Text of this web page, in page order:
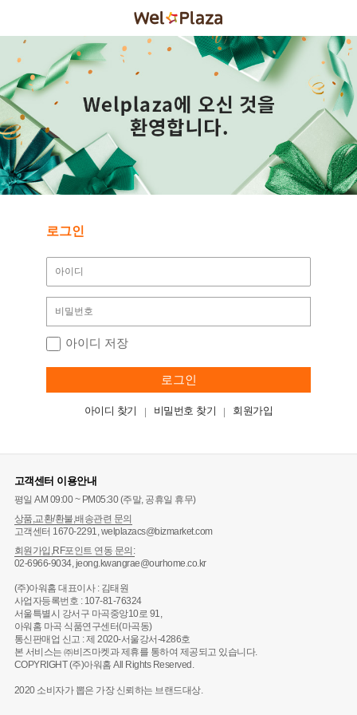
로그인
아이디 저장
로그인
아이디 찾기 비밀번호 찾기 회원가입
고객센터 이용안내
평일 AM 09:00 ~ PM05:30 (주말, 공휴일 휴무)
상품,교환/환불,배송관련 문의
고객센터 1670-2291, welplazacs@bizmarket.com
회원가입,RF포인트 연동 문의:
02-6966-9034, jeong.kwangrae@ourhome.co.kr
(주)아워홈 대표이사 : 김태원
사업자등록번호 : 107-81-76324
서울특별시 강서구 마곡중앙10로 91,
아워홈 마곡 식품연구센터(마곡동)
통신판매업 신고 : 제 2020-서울강서-4286호
본 서비스는 ㈜비즈마켓과 제휴를 통하여 제공되고 있습니다.
COPYRIGHT (주)아워홈 All Rights Reserved.
2020 소비자가 뽑은 가장 신뢰하는 브랜드대상.